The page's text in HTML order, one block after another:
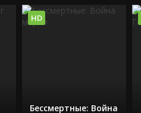
Бессмертные: Война
HD